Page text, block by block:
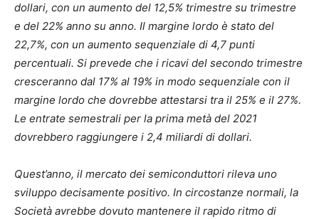
dollari, con un aumento del 12,5% trimestre su trimestre
e del 22% anno su anno. Il margine lordo è stato del
22,7%, con un aumento sequenziale di 4,7 punti
percentuali. Si prevede che i ricavi del secondo trimestre
cresceranno dal 17% al 19% in modo sequenziale con il
margine lordo che dovrebbe attestarsi tra il 25% e il 27%.
Le entrate semestrali per la prima metà del 2021
dovrebbero raggiungere i 2,4 miliardi di dollari.
Quest’anno, il mercato dei semiconduttori rileva uno
sviluppo decisamente positivo. In circostanze normali, la
Società avrebbe dovuto mantenere il rapido ritmo di